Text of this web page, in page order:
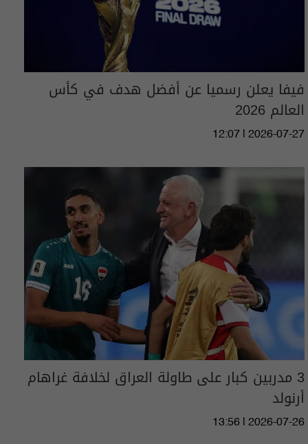
فيفا يعلن رسميا عن أفضل هدف في كأس
العالم 2026
12:07 | 2026-07-27
3 مدربين كبار على طاولة العراق لخلافة غراهام
أرنولد
13:56 | 2026-07-26